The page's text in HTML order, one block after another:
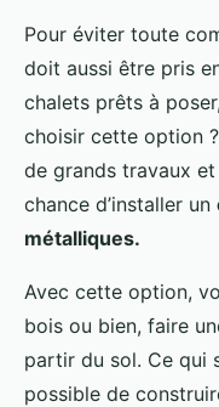
Pour éviter toute
doit aussi être pris
chalets prêts à
choisir cette option
de grands travaux
chance d’installer un
métalliques.
Avec cette option,
bois ou bien, faire
partir du sol. Ce qui
possible de